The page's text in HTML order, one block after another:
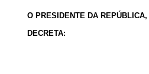
O PRESIDENTE DA REPÚBLICA,
DECRETA: